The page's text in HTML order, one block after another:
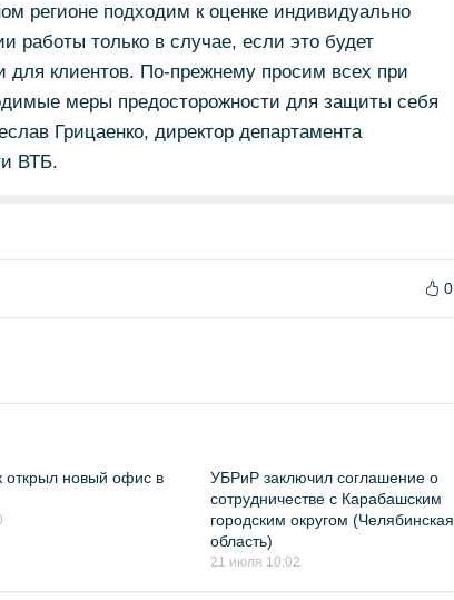
регионе подходим к оценке индивидуально
работы только в случае, если это будет
для клиентов. По-прежнему просим всех при
меры предосторожности для защиты себя
Грицаенко, директор департамента
ВТБ.
0
открыл новый офис в
УБРиР заключил соглашение о
сотрудничестве с Карабашским
городским округом (Челябинская
область)
21 июля 10:02